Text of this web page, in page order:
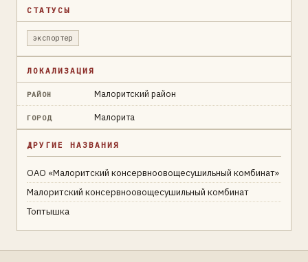
СТАТУСЫ
экспортер
ЛОКАЛИЗАЦИЯ
РАЙОН Малоритский район
ГОРОД Малорита
ДРУГИЕ НАЗВАНИЯ
ОАО «Малоритский консервноовощесушильный комбинат»
Малоритский консервноовощесушильный комбинат
Топтышка